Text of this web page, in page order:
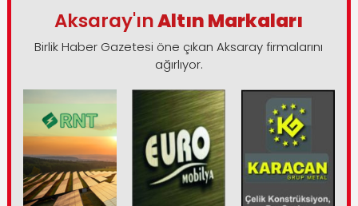
Aksaray'ınAltın Markaları
Birlik Haber Gazetesi öne çıkan Aksaray firmalarını
ağırlıyor.